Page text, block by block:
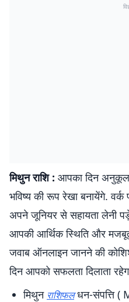
मिथुन राशि : आपका दिन
भविष्य की रूप रेखा बनायेंगे.
अपने जूनियर से सहायता लेनी
आपकी आर्थिक स्थिति और
जवाब ऑनलाइन जानने की
दिन आपको सफलता दिलाता
मिथुन राशिफलधन-संपत्ति (